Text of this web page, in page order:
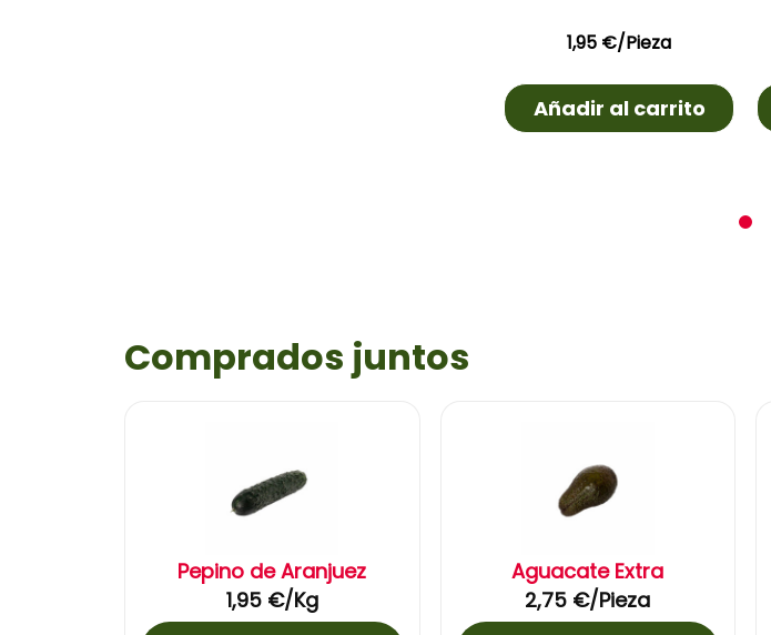
1,95 €/Pieza
Añadir al carrito
Comprados juntos
Pepino de Aranjuez
1,95 €/Kg
Aguacate Extra
2,75 €/Pieza